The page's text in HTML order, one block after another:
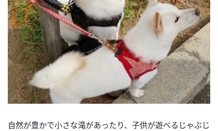
自然が豊かで小さな滝があったり、子供が遊べるじゃぶじ